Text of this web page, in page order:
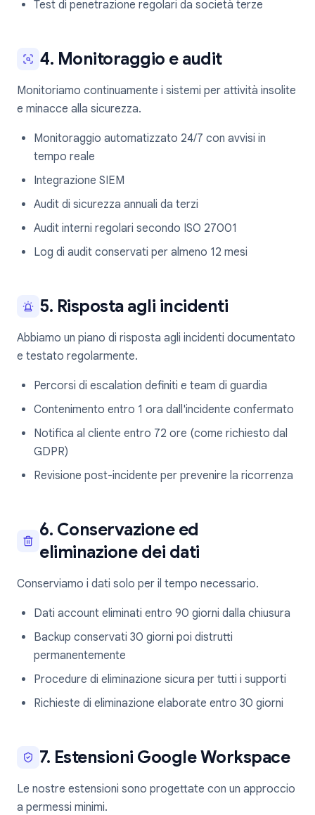
Test di penetrazione regolari da società terze
4. Monitoraggio e audit
Monitoriamo continuamente i sistemi per attività insolite
e minacce alla sicurezza.
Monitoraggio automatizzato 24/7 con avvisi in
tempo reale
Integrazione SIEM
Audit di sicurezza annuali da terzi
Audit interni regolari secondo ISO 27001
Log di audit conservati per almeno 12 mesi
5. Risposta agli incidenti
Abbiamo un piano di risposta agli incidenti documentato
e testato regolarmente.
Percorsi di escalation definiti e team di guardia
Contenimento entro 1 ora dall'incidente confermato
Notifica al cliente entro 72 ore (come richiesto dal
GDPR)
Revisione post-incidente per prevenire la ricorrenza
6. Conservazione ed
eliminazione dei dati
Conserviamo i dati solo per il tempo necessario.
Dati account eliminati entro 90 giorni dalla chiusura
Backup conservati 30 giorni poi distrutti
permanentemente
Procedure di eliminazione sicura per tutti i supporti
Richieste di eliminazione elaborate entro 30 giorni
7. Estensioni Google Workspace
Le nostre estensioni sono progettate con un approccio
a permessi minimi.